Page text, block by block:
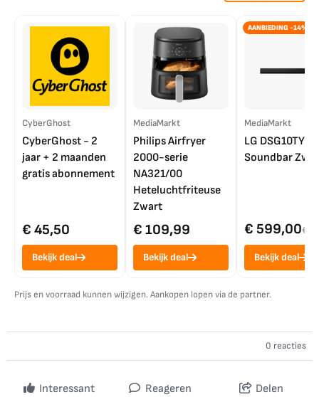
CyberGhost
CyberGhost - 2
jaar + 2 maanden
gratis abonnement
€ 45,50
Bekijk deal
MediaMarkt
Philips Airfryer
2000-serie
NA321/00
Heteluchtfriteuse
Zwart
€ 109,99
Bekijk deal
AANBIEDING -14%
MediaMarkt
LG DSG10TY
Soundbar
€ 599,00€
Bekijk deal
Prijs en voorraad kunnen wijzigen. Aankopen lopen via de partner.
0 reacties
Interessant Reageren Delen